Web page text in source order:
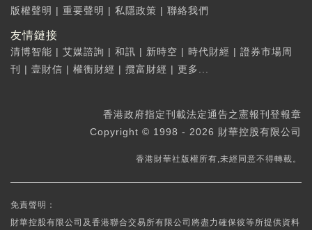
版權聲明 | 重要聲明 | 私隱政策 | 聯絡我們
友情鏈接
清博智能 | 艾媒諮詢 | 和訊 | 新時空 | 時代財經 | 證券市場周
刊
| 壹財信 | 權衡財經 | 攬富財經 | 更多...
香港政府指定刊載法定通告之憲報刊登報章
Copyright © 1998 - 2026 財華控股有限公司
香港財華社版權所有,未經同意不得轉載。
免責聲明：
財華控股有限公司及香港聯合交易所有限公司將盡力確保彼等所提供資料